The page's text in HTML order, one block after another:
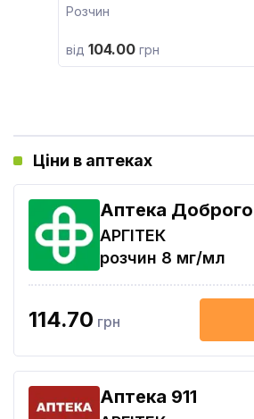
Розчин
від 104.00 грн
Ціни в аптеках
Аптека
АРГІТЕК
розчин 8 мг/мл
114.70 грн
Aптека 911